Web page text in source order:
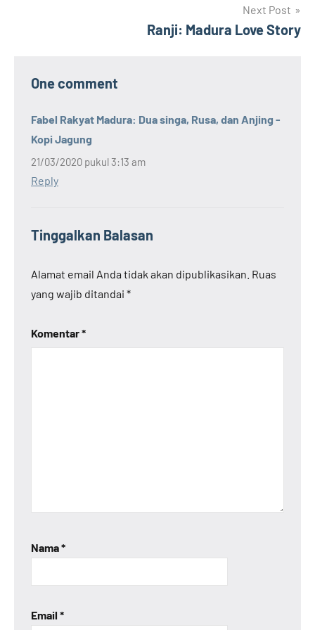
Next Post
Ranji: Madura Love Story
One comment
Fabel Rakyat Madura: Dua singa, Rusa, dan Anjing -
Kopi Jagung
21/03/2020 pukul 3:13 am
Reply
Tinggalkan Balasan
Alamat email Anda tidak akan dipublikasikan. Ruas
yang wajib ditandai *
Komentar*
Nama*
Email *